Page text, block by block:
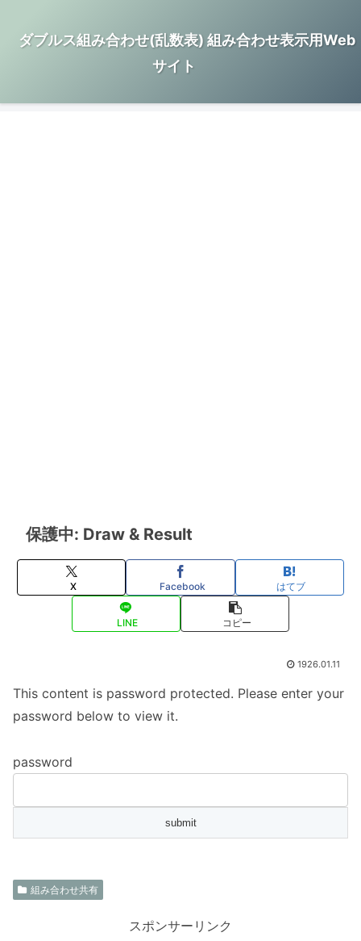
ダブルス組み合わせ(乱数表) 組み合わせ表示用Web
サイト
保護中: Draw & Result
X Facebook はてブ
LINE コピー
1926.01.11
This content is password protected. Please enter your
password below to view it.
password
組み合わせ共有
スポンサーリンク